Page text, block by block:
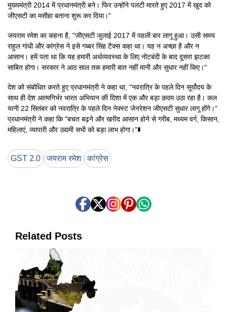
मुख्यमंत्री 2014 में प्रधानमंत्री बने। फिर उन्होंने पलटी मारते हुए 2017 में खुद को
जीएसटी का मसीहा बताना शुरू कर दिया।"
जयराम रमेश का कहना है, "जीएसटी जुलाई 2017 में पहली बार लागू हुआ। उसी समय
राहुल गांधी और कांग्रेस ने इसे गब्बर सिंह टैक्स कहा था। यह न अच्छा है और न
आसान। हमें पता था कि यह हमारी अर्थव्यवस्था के लिए नोटबंदी के बाद दूसरा झटका
साबित होगा। सरकार ने आठ साल तक हमारी बात नहीं मानी और सुधार नहीं किए।"
देश को संबोधित करते हुए प्रधानमंत्री ने कहा था, "नवरात्रि के पहले दिन सूर्योदय के
साथ ही देश आत्मनिर्भर भारत अभियान की दिशा में एक और बड़ा क़दम उठा रहा है। कल
यानी 22 सितंबर को नवरात्रि के पहले दिन नेक्स्ट जेनरेशन जीएसटी सुधार लागू होंगे।"
प्रधानमंत्री ने कहा कि "बचत बढ़ने और खरीद आसान होने से गरीब, मध्यम वर्ग, किसान,
महिलाएं, व्यापारी और उद्यमी सभी को बड़ा लाभ होगा।"∎
GST 2.0 जयराम रमेश कांग्रेस
Related Posts